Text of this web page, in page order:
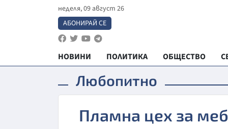
неделя, 09 август 26
АБОНИРАЙ СЕ
НОВИНИ ПОЛИТИКА ОБЩЕСТВО
Любопитно
Пламна цех за